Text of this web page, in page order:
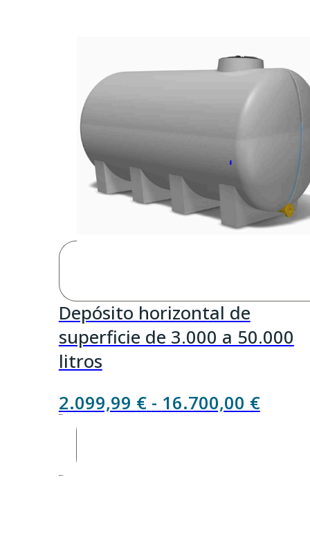
Depósito horizontal de
superficie de 3.000 a 50.000
litros
2.099,99 € - 16.700,00 €